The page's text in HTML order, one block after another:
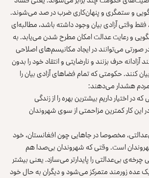
و ستمگری و پنهان‌کاری ضرب در صد می‌شوند.
وقتی آزادی بیان وجود داشته باشد، مطالبه‌ای
و رعایت عدالت امکان مطرح شدن می‌یابد. به
در صورتی می‌توانند در ایجاد مکانیسم‌های اصلاحی
آزادانه حرف بزنند و نارضایتی و انتقاد خود را بدون
کنند. حکومتی که تمام فضاهای آزادی بیان را
هشدار می‌دهند:
در اختیار داریم بیشترین بهره را از زندگی
این کار کمترین مزاحمتی از سوی شهروندان
مخصوصا در جاهایی چون افغانستان، خود
است. وقتی که شهروندان بی‌صدا هم
بی‌عدالتی را پایدارتر می‌سازد. یعنی بیشتر
عده زورمند متمرکز می‌شود و دیگران به حال خود